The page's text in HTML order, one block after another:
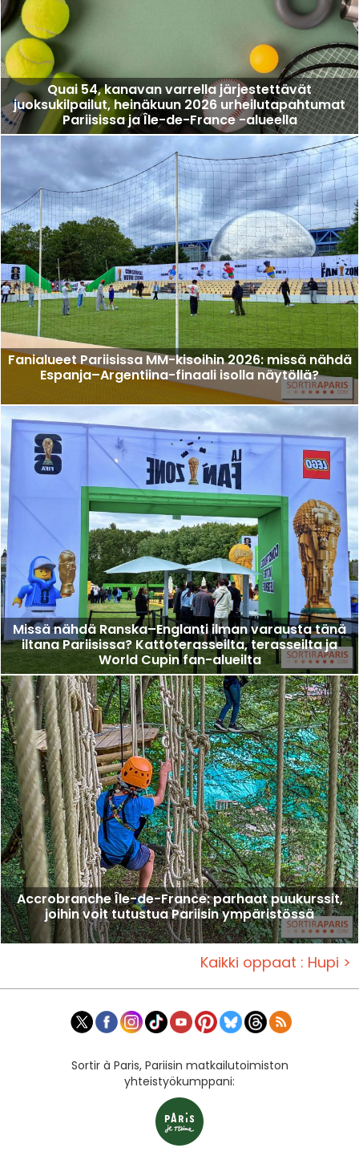
Quai 54, kanavan varrella järjestettävät
juoksukilpailut, heinäkuun 2026 urheilutapahtumat
Pariisissa ja Île-de-France -alueella
Fanialueet Pariisissa MM-kisoihin 2026: missä nähdä
Espanja–Argentiina-finaali isolla näytöllä?
Missä nähdä Ranska–Englanti ilman varausta tänä
iltana Pariisissa? Kattoterasseilta, terasseilta ja
World Cupin fan-alueilta
Accrobranche Île-de-France: parhaat puukurssit,
joihin voit tutustua Pariisin ympäristössä
Kaikki oppaat : Hupi >
Sortir à Paris, Pariisin matkailutoimiston
yhteistyökumppani: